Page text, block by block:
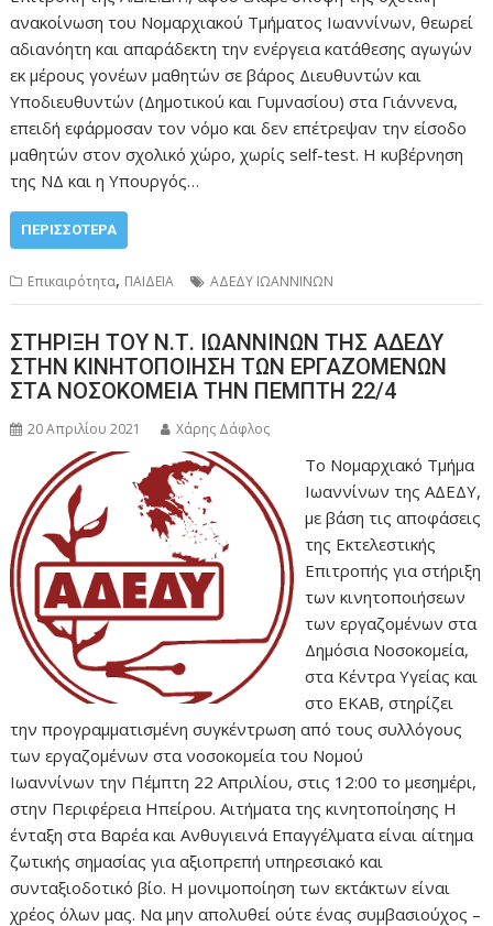
ανακοίνωση του Νομαρχιακού Τμήματος Ιωαννίνων, θεωρεί
αδιανόητη και απαράδεκτη την ενέργεια κατάθεσης αγωγών
εκ μέρους γονέων μαθητών σε βάρος Διευθυντών και
Υποδιευθυντών (Δημοτικού και Γυμνασίου) στα Γιάννενα,
επειδή εφάρμοσαν τον νόμο και δεν επέτρεψαν την είσοδο
μαθητών στον σχολικό χώρο, χωρίς self-test. Η κυβέρνηση
της ΝΔ και η Υπουργός…
ΠΕΡΙΣΣΌΤΕΡΑ
Επικαιρότητα, ΠΑΙΔΕΙΑ ΑΔΕΔΥ ΙΩΑΝΝΙΝΩΝ
ΣΤΗΡΙΞΗ ΤΟΥ Ν.Τ. ΙΩΑΝΝΙΝΩΝ ΤΗΣ ΑΔΕΔΥ
ΣΤΗΝ ΚΙΝΗΤΟΠΟΙΗΣΗ ΤΩΝ ΕΡΓΑΖΟΜΕΝΩΝ
ΣΤΑ ΝΟΣΟΚΟΜΕΙΑ ΤΗΝ ΠΕΜΠΤΗ 22/4
20 Απριλίου 2021 Χάρης Δάφλος
Το Νομαρχιακό Τμήμα
Ιωαννίνων της ΑΔΕΔΥ,
με βάση τις αποφάσεις
της Εκτελεστικής
Επιτροπής για στήριξη
των κινητοποιήσεων
των εργαζομένων στα
Δημόσια Νοσοκομεία,
στα Κέντρα Υγείας και
στο ΕΚΑΒ, στηρίζει
την προγραμματισμένη συγκέντρωση από τους συλλόγους
των εργαζομένων στα νοσοκομεία του Νομού
Ιωαννίνων την Πέμπτη 22 Απριλίου, στις 12:00 το μεσημέρι,
στην Περιφέρεια Ηπείρου. Αιτήματα της κινητοποίησης Η
ένταξη στα Βαρέα και Ανθυγιεινά Επαγγέλματα είναι αίτημα
ζωτικής σημασίας για αξιοπρεπή υπηρεσιακό και
συνταξιοδοτικό βίο. Η μονιμοποίηση των εκτάκτων είναι
χρέος όλων μας. Να μην απολυθεί ούτε ένας συμβασιούχος –